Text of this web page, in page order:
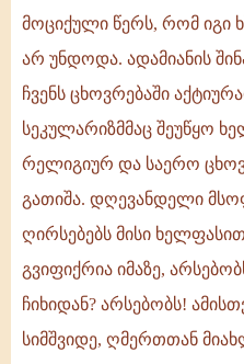
მოციქული წერს, რომ იგი
არ უნდოდა. ადამიანის
ჩვენს ცხოვრებაში
სეკულარიზმმაც შეუწყო
რელიგიურ და საერო
გათიშა. დღევანდელი
ღირსებებს მისი
გვიფიქრია იმაზე,
ჩიხიდან? არსებობს!
სიმშვიდე, ღმერთთან